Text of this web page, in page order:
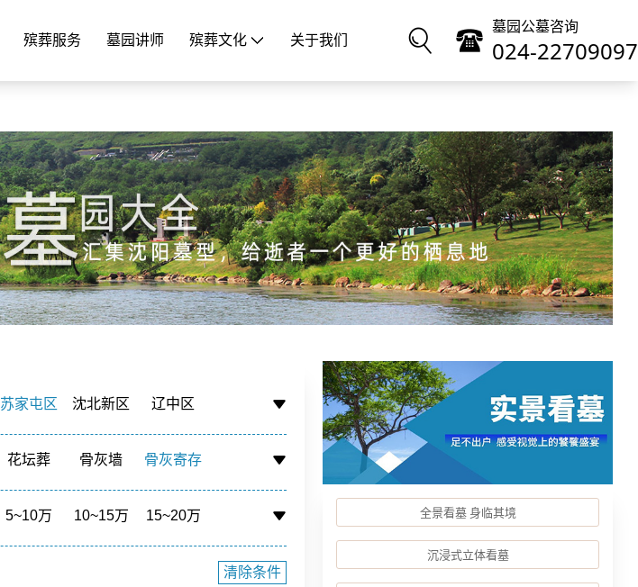
殡葬服务 墓园讲师 殡葬文化 关于我们
墓园公墓咨询
024-22709097
苏家屯区 沈北新区
辽中区
花坛葬 骨灰墙
骨灰寄存
5~10万 10~15万
15~20万
清除条件
全景看墓 身临其境
沉浸式立体看墓